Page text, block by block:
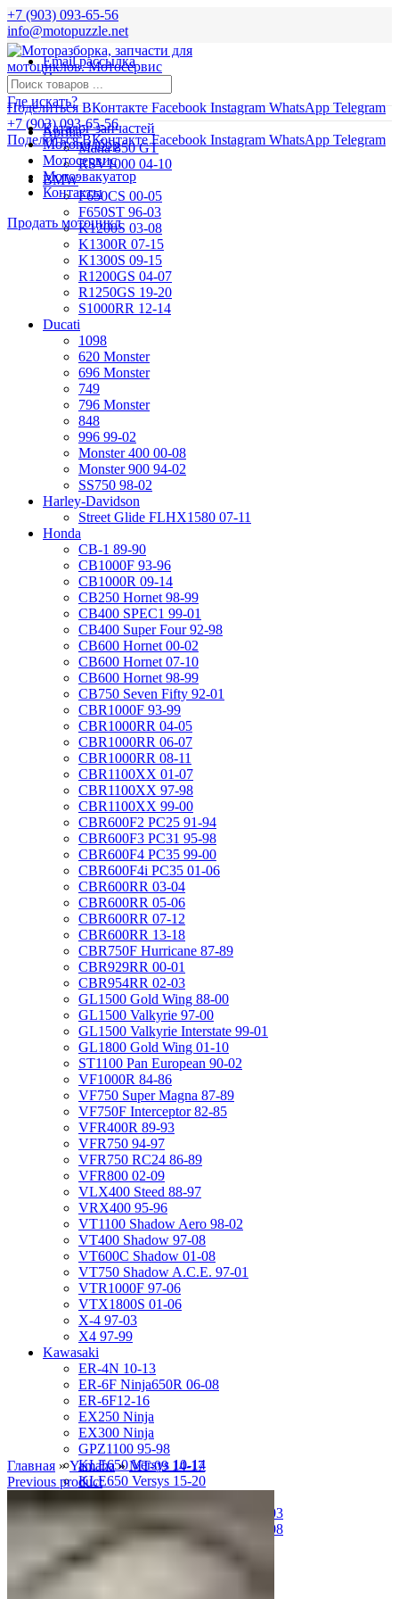
+7 (903) 093-65-56
info@motopuzzle.net
Email рассылка
Новости
Поделиться ВКонтакте Facebook Instagram WhatsApp Telegram
+7 (903) 093-65-56
Поделиться ВКонтакте Facebook Instagram WhatsApp Telegram
Где искать?
Aprilia
Mana 850 GT
RSV1000 04-10
BMW
F650CS 00-05
F650ST 96-03
K1200S 03-08
K1300R 07-15
K1300S 09-15
R1200GS 04-07
R1250GS 19-20
S1000RR 12-14
Ducati
1098
620 Monster
696 Monster
749
796 Monster
848
996 99-02
Monster 400 00-08
Monster 900 94-02
SS750 98-02
Harley-Davidson
Street Glide FLHX1580 07-11
Honda
CB-1 89-90
CB1000F 93-96
CB1000R 09-14
CB250 Hornet 98-99
CB400 SPEC1 99-01
CB400 Super Four 92-98
CB600 Hornet 00-02
CB600 Hornet 07-10
CB600 Hornet 98-99
CB750 Seven Fifty 92-01
CBR1000F 93-99
CBR1000RR 04-05
CBR1000RR 06-07
CBR1000RR 08-11
CBR1100XX 01-07
CBR1100XX 97-98
CBR1100XX 99-00
CBR600F2 PC25 91-94
CBR600F3 PC31 95-98
CBR600F4 PC35 99-00
CBR600F4i PC35 01-06
CBR600RR 03-04
CBR600RR 05-06
CBR600RR 07-12
CBR600RR 13-18
CBR750F Hurricane 87-89
CBR929RR 00-01
CBR954RR 02-03
GL1500 Gold Wing 88-00
GL1500 Valkyrie 97-00
GL1500 Valkyrie Interstate 99-01
GL1800 Gold Wing 01-10
ST1100 Pan European 90-02
VF1000R 84-86
VF750 Super Magna 87-89
VF750F Interceptor 82-85
VFR400R 89-93
VFR750 94-97
VFR750 RC24 86-89
VFR800 02-09
VLX400 Steed 88-97
VRX400 95-96
VT1100 Shadow Aero 98-02
VT400 Shadow 97-08
VT600C Shadow 01-08
VT750 Shadow A.C.E. 97-01
VTR1000F 97-06
VTX1800S 01-06
X-4 97-03
X4 97-99
Kawasaki
ER-4N 10-13
ER-6F Ninja650R 06-08
ER-6F12-16
EX250 Ninja
EX300 Ninja
GPZ1100 95-98
KLE650 Versys 10-14
KLE650 Versys 15-20
VN1500 Vulcan Mean Streak 02-03
VN1600 Vulcan Mean Streak 04-08
Z-1000 07-09
Z-250 13-17
Каталог запчастей
Мотоподбор
Мотосервис
Мотоэвакуатор
Контакты
Продать мотоцикл
Главная »Yamaha»MT-09 14-17
Previous product